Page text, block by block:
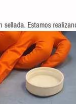
sellada. Estamos